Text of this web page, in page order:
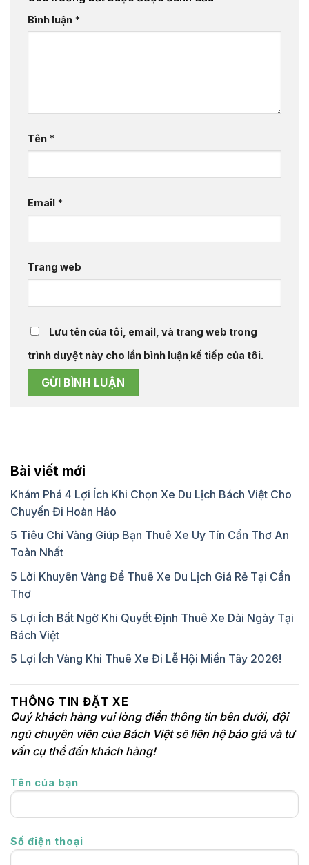
Bình luận *
Tên *
Email *
Trang web
Lưu tên của tôi, email, và trang web trong
trình duyệt này cho lần bình luận kế tiếp của tôi.
Bài viết mới
Khám Phá 4 Lợi Ích Khi Chọn Xe Du Lịch Bách Việt Cho
Chuyến Đi Hoàn Hảo
5 Tiêu Chí Vàng Giúp Bạn Thuê Xe Uy Tín Cần Thơ An
Toàn Nhất
5 Lời Khuyên Vàng Để Thuê Xe Du Lịch Giá Rẻ Tại Cần
Thơ
5 Lợi Ích Bất Ngờ Khi Quyết Định Thuê Xe Dài Ngày Tại
Bách Việt
5 Lợi Ích Vàng Khi Thuê Xe Đi Lễ Hội Miền Tây 2026!
THÔNG TIN ĐẶT XE
Quý khách hàng vui lòng điền thông tin bên dưới, đội
ngũ chuyên viên của Bách Việt sẽ liên hệ báo giá và tư
vấn cụ thể đến khách hàng!
Tên của bạn
Số điện thoại